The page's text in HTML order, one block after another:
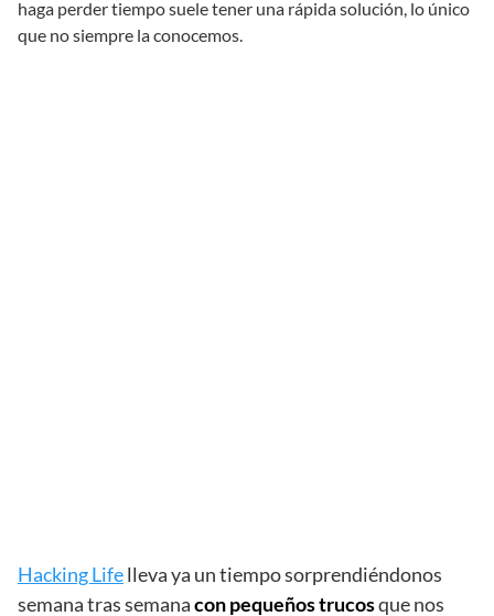
haga perder tiempo suele tener una rápida solución, lo único
que no siempre la conocemos.
Hacking Lifelleva ya un tiempo sorprendiéndonos
semana tras semanacon pequeños trucosque nos